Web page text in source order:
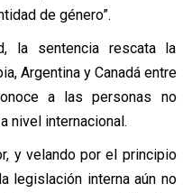
de género”.
la sentencia rescata la
Argentina y Canadá entre
a las personas no
nivel internacional.
y velando por el principio
legislación interna aún no